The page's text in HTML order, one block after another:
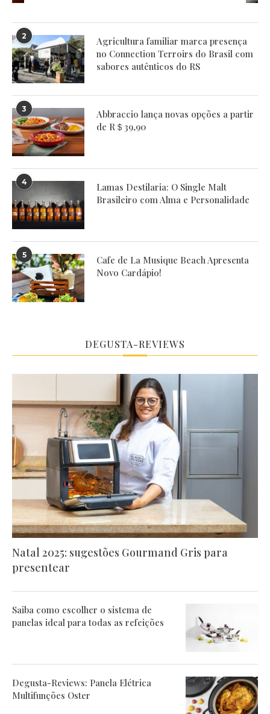
2
Agricultura familiar marca presença
no Connection Terroirs do Brasil com
sabores autênticos do RS
3
Abbraccio lança novas opções a partir
de R＄39,90
4
Lamas Destilaria: O Single Malt
Brasileiro com Alma e Personalidade
5
Cafe de La Musique Beach Apresenta
Novo Cardápio!
DEGUSTA-REVIEWS
Natal 2025: sugestões Gourmand Gris para
presentear
Saiba como escolher o sistema de
panelas ideal para todas as refeições
Degusta-Reviews: Panela Elétrica
Multifunções Oster